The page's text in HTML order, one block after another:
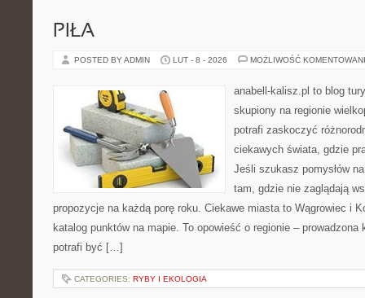
PIŁA
POSTED BY ADMIN LUT - 8 - 2026 MOŻLIWOŚĆ
anabell-kalisz.pl to blog
skupiony na regionie
potrafi zaskoczyć
ciekawych świata, gdzie
Jeśli szukasz pomysłów
tam, gdzie nie zaglądają
propozycje na każdą porę roku. Ciekawe miasta to Wągrowiec i
katalog punktów na mapie. To opowieść o regionie –
potrafi być […]
CATEGORIES: RYBY I EKOLOGIA